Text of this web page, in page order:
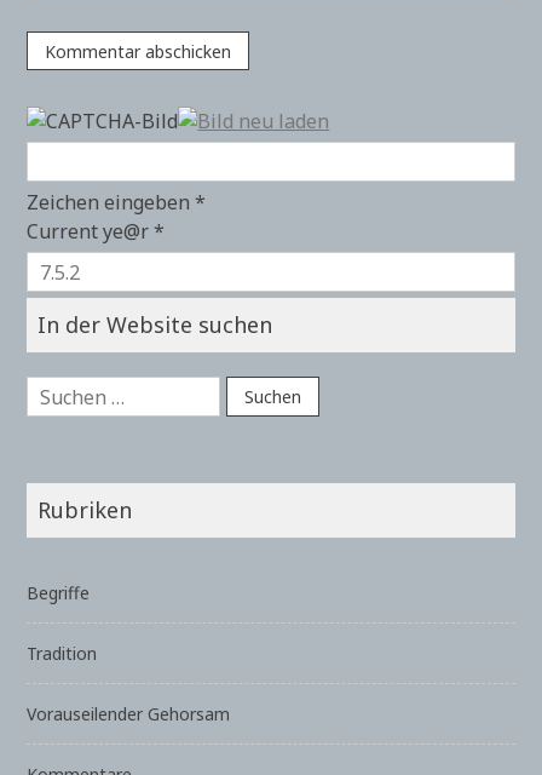
Zeichen eingeben*
Current ye@r*
In der Website suchen
Suchen
nach:
Rubriken
Begriffe
Tradition
Vorauseilender Gehorsam